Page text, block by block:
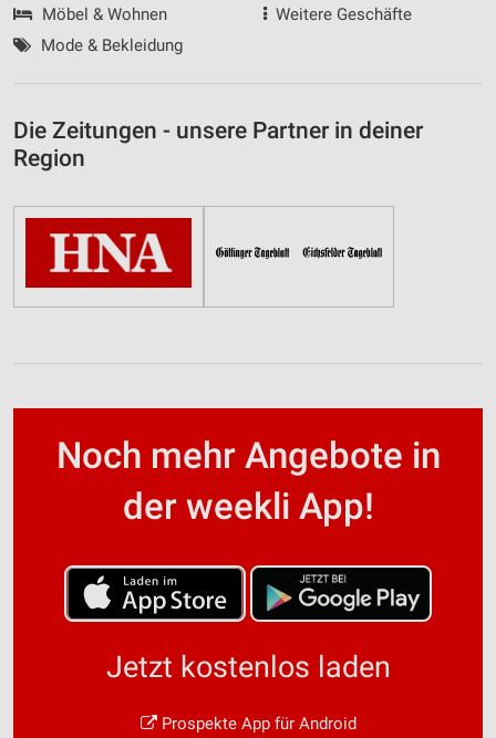
Möbel & Wohnen
Mode & Bekleidung
Weitere Geschäfte
Die Zeitungen - unsere Partner in deiner
Region
Noch mehr Angebote in
der weekli App!
Jetzt kostenlos laden
Prospekte App für Android